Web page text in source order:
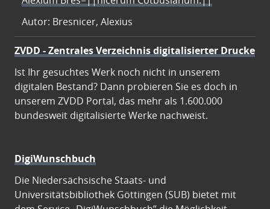
Autor: Bresnicer, Alexius
ZVDD - Zentrales Verzeichnis digitalisierter Drucke
Ist Ihr gesuchtes Werk noch nicht in unserem
digitalen Bestand? Dann probieren Sie es doch in
unserem ZVDD Portal, das mehr als 1.600.000
bundesweit digitalisierte Werke nachweist.
DigiWunschbuch
Die Niedersächsische Staats- und
Universitätsbibliothek Göttingen (SUB) bietet mit